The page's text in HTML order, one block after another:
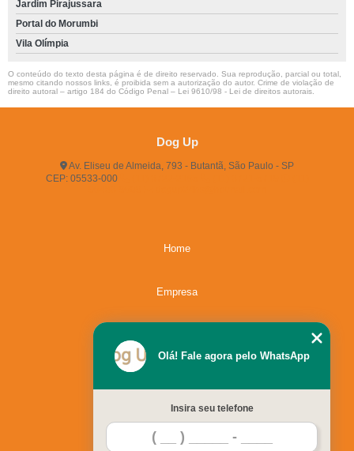
Jardim Pirajussara
Portal do Morumbi
Vila Olímpia
O conteúdo do texto desta página é de direito reservado. Sua reprodução, parcial ou total,
mesmo citando nossos links, é proibida sem a autorização do autor. Crime de violação de
direito autoral – artigo 184 do Código Penal – Lei 9610/98 - Lei de direitos autorais.
Dog Up
Av. Eliseu de Almeida, 793 - Butantã, São Paulo - SP
CEP: 05533-000
Home
Empresa
Contato
Olá! Fale agora pelo WhatsApp
Insira seu telefone